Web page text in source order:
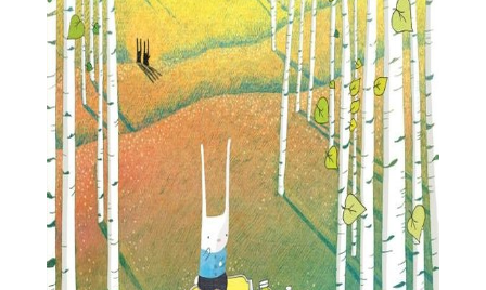
We gebruiken je gegevens om contact op te nemen, in
overeenstemming met onsprivacybeleid.